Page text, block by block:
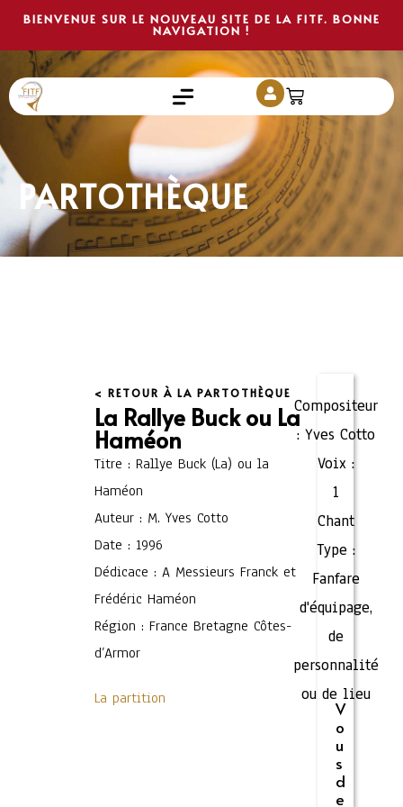
BIENVENUE SUR LE NOUVEAU SITE DE LA FITF. BONNE
NAVIGATION !
PARTOTHÈQUE
< RETOUR À LA PARTOTHÈQUE
La Rallye Buck ou La
Haméon
Titre : Rallye Buck (La) ou la
Haméon
Auteur : M. Yves Cotto
Date : 1996
Dédicace : A Messieurs Franck et
Frédéric Haméon
Région : France Bretagne Côtes-
d’Armor
La partition
Compositeur
: Yves Cotto
Voix :
1
Chant
Type :
Fanfare
d'équipage,
de
personnalité
ou de lieu
V
o
u
s
d
e